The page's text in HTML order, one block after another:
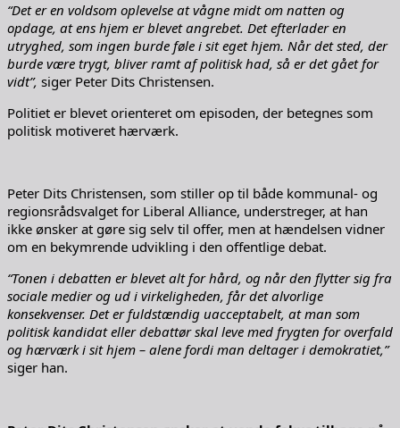
“Det er en voldsom oplevelse at vågne midt om natten og
opdage, at ens hjem er blevet angrebet. Det efterlader en
utryghed, som ingen burde føle i sit eget hjem. Når det sted, der
burde være trygt, bliver ramt af politisk had, så er det gået for
vidt”, siger Peter Dits Christensen.
Politiet er blevet orienteret om episoden, der betegnes som
politisk motiveret hærværk.
Peter Dits Christensen, som stiller op til både kommunal- og
regionsrådsvalget for Liberal Alliance, understreger, at han
ikke ønsker at gøre sig selv til offer, men at hændelsen vidner
om en bekymrende udvikling i den offentlige debat.
“Tonen i debatten er blevet alt for hård, og når den flytter sig fra
sociale medier og ud i virkeligheden, får det alvorlige
konsekvenser. Det er fuldstændig uacceptabelt, at man som
politisk kandidat eller debattør skal leve med frygten for overfald
og hærværk i sit hjem – alene fordi man deltager i demokratiet,”
siger han.